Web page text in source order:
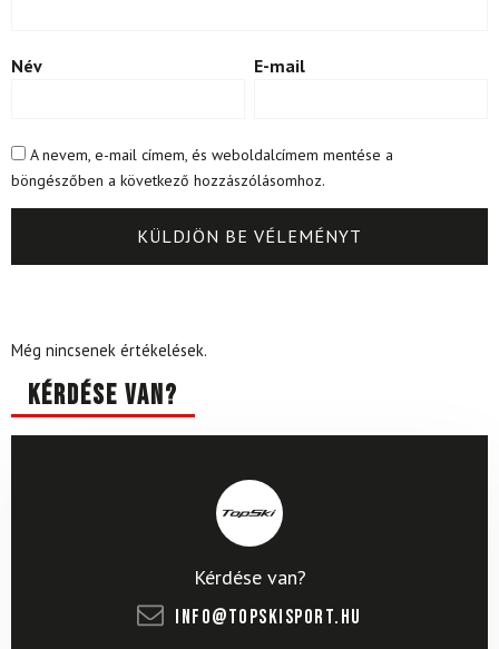
Név E-mail
A nevem, e-mail címem, és weboldalcímem mentése a
böngészőben a következő hozzászólásomhoz.
Még nincsenek értékelések.
Kérdése van?
Kérdése van?
info@topskisport.hu